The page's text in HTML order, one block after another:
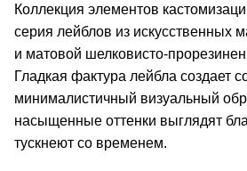
Коллекция элементов
серия лейблов из искусственных
и матовой шелковисто-
Гладкая фактура лейбла создает
минималистичный визуальный
насыщенные оттенки выглядят
тускнеют со временем.